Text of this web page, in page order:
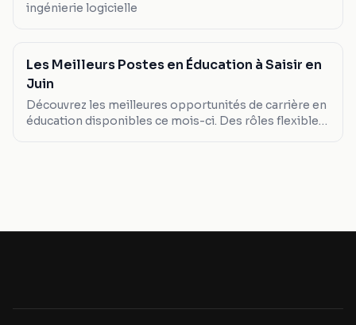
ingénierie logicielle
Les Meilleurs Postes en Éducation à Saisir en
Juin
Découvrez les meilleures opportunités de carrière en
éducation disponibles ce mois-ci. Des rôles flexibles